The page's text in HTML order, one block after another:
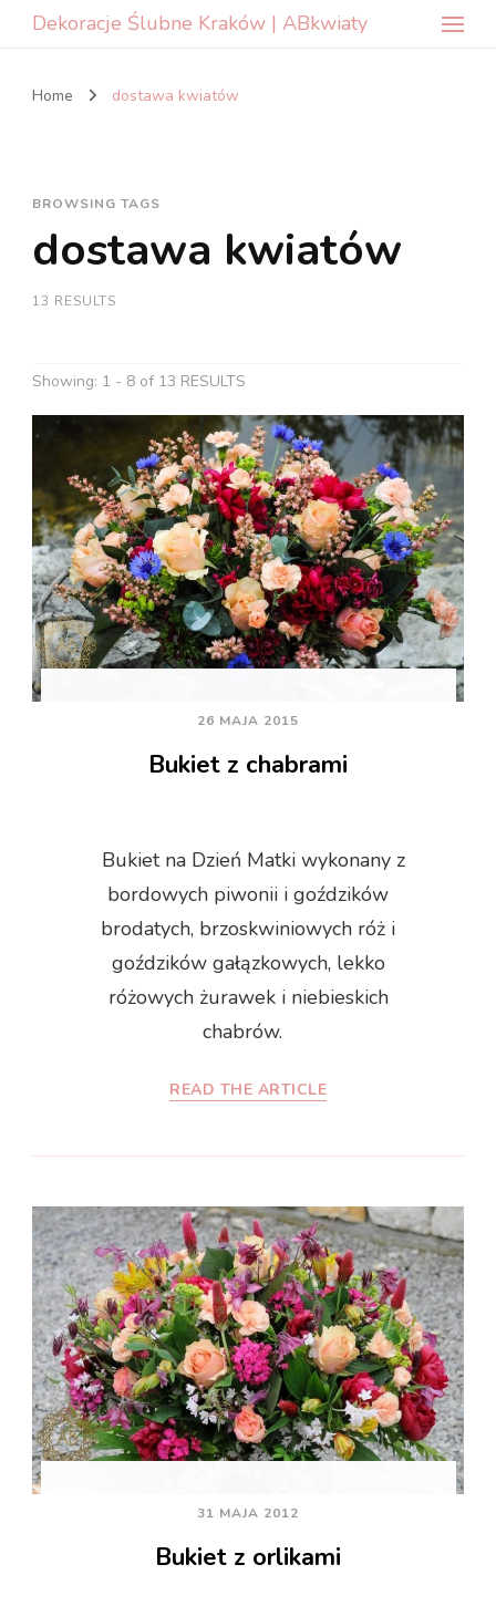
Dekoracje Ślubne Kraków | ABkwiaty
Home dostawa kwiatów
BROWSING TAGS
dostawa kwiatów
13 RESULTS
Showing: 1 - 8 of 13 RESULTS
26 MAJA 2015
Bukiet z chabrami
Bukiet na Dzień Matki wykonany z
bordowych piwonii i goździków
brodatych, brzoskwiniowych róż i
goździków gałązkowych, lekko
różowych żurawek i niebieskich
chabrów.
READ THE ARTICLE
31 MAJA 2012
Bukiet z orlikami